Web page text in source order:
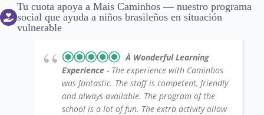
Tu cuota apoya a Mais Caminhos — nuestro programa
social que ayuda a niños brasileños en situación
vulnerable
À Wonderful Learning
Experience - The experience with Caminhos
was fantastic. The staff is competent, friendly
and always available. The program of the
school is a lot of fun. The extra activity allow